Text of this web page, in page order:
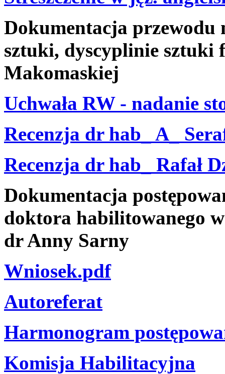
Dokumentacja przewodu
sztuki, dyscyplinie sztuki
Makomaskiej
Uchwała RW - nadanie
Recenzja dr hab_ A_
Recenzja dr hab_ Rafał
Dokumentacja
doktora habilitowanego
dr Anny Sarny
Wniosek.pdf
Autoreferat
Harmonogram
Komisja Habilitacyjna